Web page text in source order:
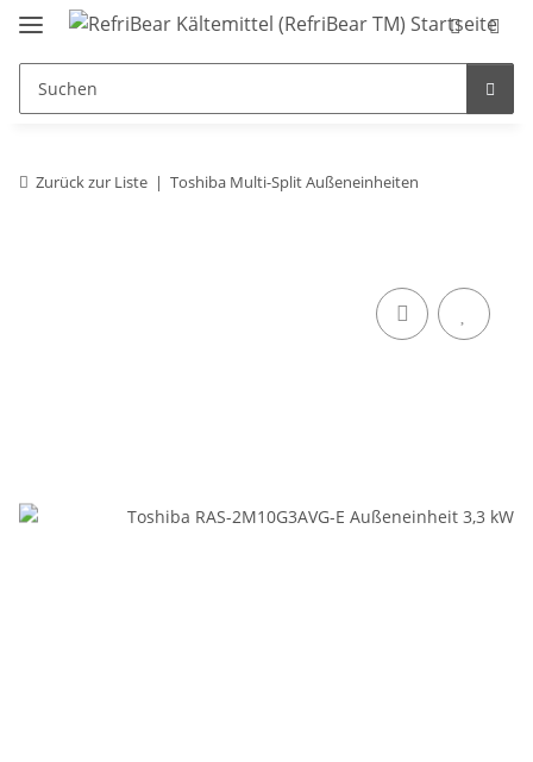
Zurück zur Liste Toshiba Multi-Split Außeneinheiten